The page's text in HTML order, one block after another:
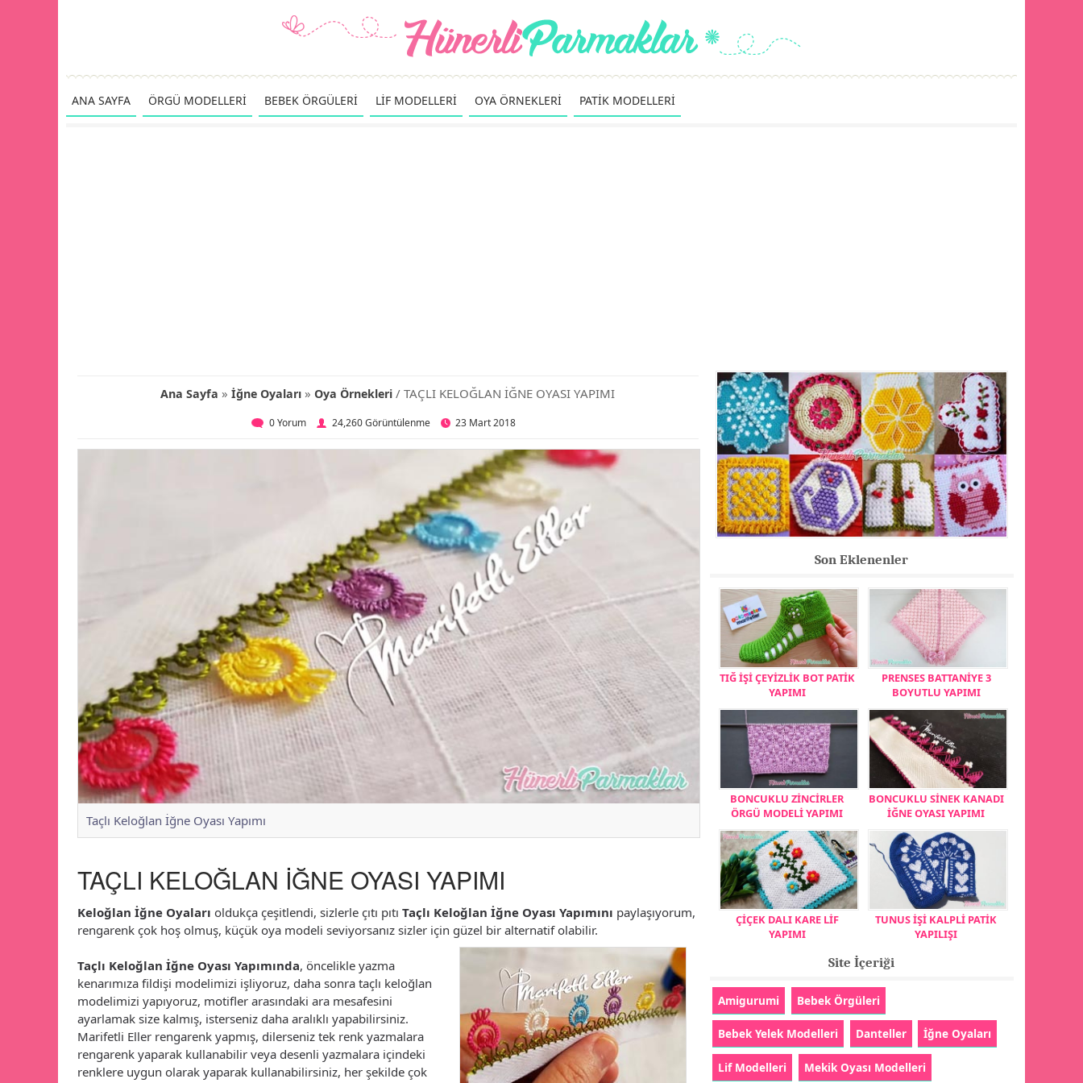
ANA SAYFA ÖRGÜ MODELLERİ BEBEK ÖRGÜLERİ LİF MODELLERİ OYA ÖRNEKLERİ PATİK MODELLERİ
Ana Sayfa »İğne Oyaları »Oya Örnekleri / TAÇLI KELOĞLAN İĞNE OYASI YAPIMI
0 Yorum 24,260 Görüntülenme 23 Mart 2018
Taçlı Keloğlan İğne Oyası Yapımı
TAÇLI KELOĞLAN İĞNE OYASI YAPIMI
Keloğlan İğne Oyaları oldukça çeşitlendi, sizlerle çıtı pıtı Taçlı Keloğlan İğne Oyası Yapımını paylaşıyorum,
rengarenk çok hoş olmuş, küçük oya modeli seviyorsanız sizler için güzel bir alternatif olabilir.
Taçlı Keloğlan İğne Oyası Yapımında, öncelikle yazma
kenarımıza fildişi modelimizi işliyoruz, daha sonra taçlı keloğlan
modelimizi yapıyoruz, motifler arasındaki ara mesafesini
ayarlamak size kalmış, isterseniz daha aralıklı yapabilirsiniz.
Marifetli Eller rengarenk yapmış, dilerseniz tek renk yazmalara
rengarenk yaparak kullanabilir veya desenli yazmalara içindeki
renklere uygun olarak yaparak kullanabilirsiniz, her şekilde çok
Son Eklenenler
TIĞ İŞİ ÇEYİZLİK BOT PATİK
YAPIMI
PRENSES BATTANİYE 3
BOYUTLU YAPIMI
BONCUKLU ZİNCİRLER
ÖRGÜ MODELİ YAPIMI
BONCUKLU SİNEK KANADI
İĞNE OYASI YAPIMI
ÇİÇEK DALI KARE LİF
YAPIMI
TUNUS İŞİ KALPLİ PATİK
YAPILIŞI
Site İçeriği
Amigurumi Bebek Örgüleri
Bebek Yelek Modelleri Danteller İğne Oyaları
Lif Modelleri Mekik Oyası Modelleri